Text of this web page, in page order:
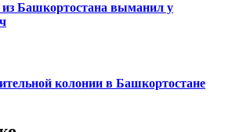
Башкортостана выманил у
колонии в Башкортостане